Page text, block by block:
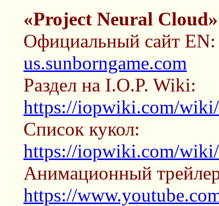
«Project Neural Cloud»
Официальный сайт
us.sunborngame.com
Раздел на I.O.P. Wiki:
https://iopwiki.com/
Список кукол:
https://iopwiki.com/
Анимационный
https://